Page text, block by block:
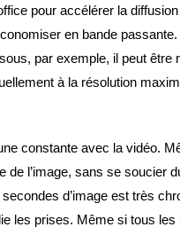
pour accélérer la
en bande
par exemple, il peut être
à la résolution
constante avec la vidéo.
de l’image, sans se soucier
d’image est très
les prises. Même si tous